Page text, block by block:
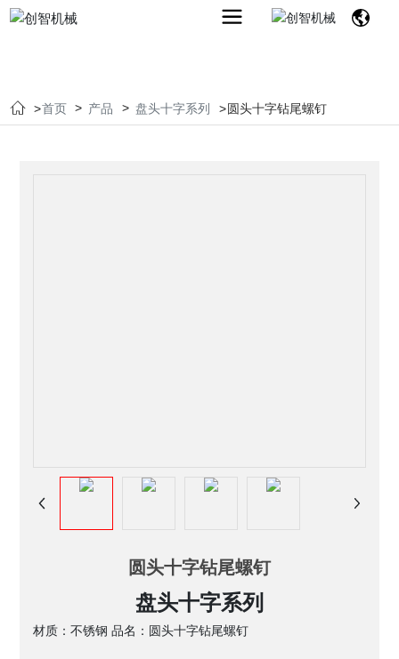
首页 产品 盘头十字系列 圆头十字钻尾螺钉
圆头十字钻尾螺钉
盘头十字系列
材质：不锈钢 品名：圆头十字钻尾螺钉